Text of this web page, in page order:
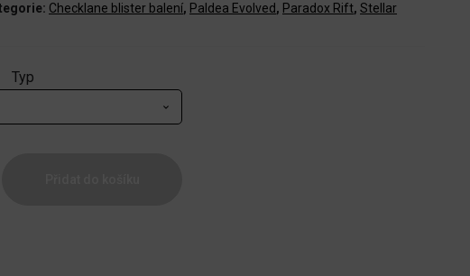
Checklane blister balení, Paldea Evolved, Paradox Rift, Stellar
Typ